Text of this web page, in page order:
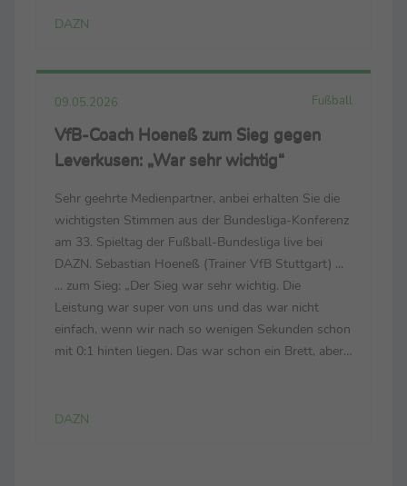
selbstverständlich, wie uns die Fans unterstützt ...
DAZN
09.05.2026 Fußball
VfB-Coach Hoeneß zum Sieg gegen
Leverkusen: „War sehr wichtig“
Sehr geehrte Medienpartner, anbei erhalten Sie die
wichtigsten Stimmen aus der Bundesliga-Konferenz
am 33. Spieltag der Fußball-Bundesliga live bei
DAZN. Sebastian Hoeneß (Trainer VfB Stuttgart) ...
... zum Sieg: „Der Sieg war sehr wichtig. Die
Leistung war super von uns und das war nicht
einfach, wenn wir nach so wenigen Sekunden schon
mit 0:1 hinten liegen. Das war schon ein Brett, aber
Leistung...
DAZN